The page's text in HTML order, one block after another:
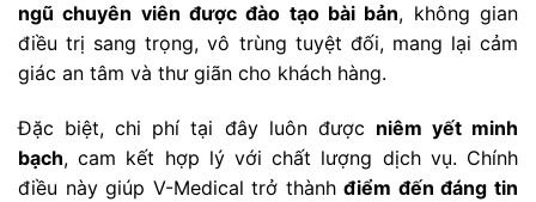
ngũ chuyên viên được đào tạo bài bản, không gian
điều trị sang trọng, vô trùng tuyệt đối, mang lại cảm
giác an tâm và thư giãn cho khách hàng.
Đặc biệt, chi phí tại đây luôn được niêm yết minh
bạch, cam kết hợp lý với chất lượng dịch vụ. Chính
điều này giúp V-Medical trở thànhđiểm đến đáng tin